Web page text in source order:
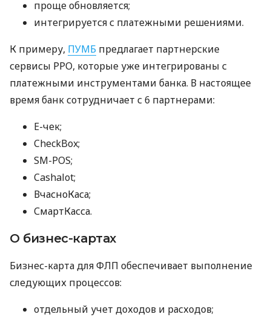
проще обновляется;
интегрируется с платежными решениями.
К примеру, ПУМБ предлагает партнерские
сервисы РРО, которые уже интегрированы с
платежными инструментами банка. В настоящее
время банк сотрудничает с 6 партнерами:
E-чек;
CheckBox;
SM-POS;
Cashalot;
ВчасноКаса;
СмартКасса.
О бизнес-картах
Бизнес-карта для ФЛП обеспечивает выполнение
следующих процессов:
отдельный учет доходов и расходов;